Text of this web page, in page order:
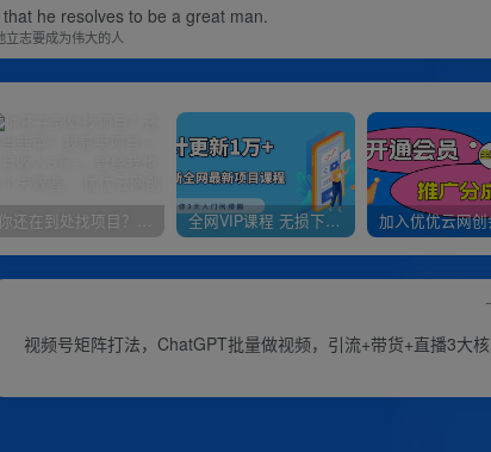
he resolves to be a great man.
志要成为伟大的人
你还在到处找项目？还在当韭菜？我靠卖项目一个月收入5万+，曾经我也是个失败者。 全网VIP课程 无损下载~
视频号矩阵打法，ChatGPT批量做视频，引流+带货+直播3大核